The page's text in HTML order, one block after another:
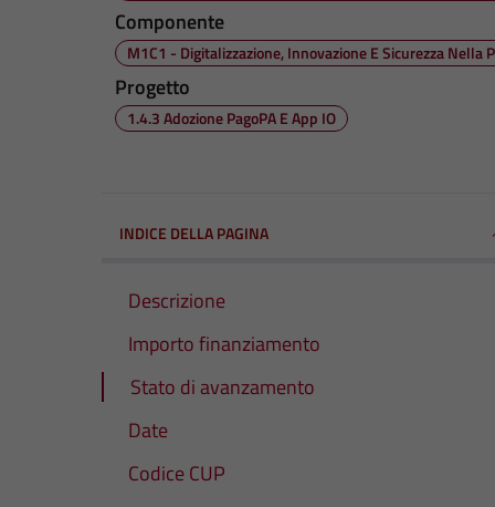
Componente
M1C1 - Digitalizzazione, Innovazione E Sicurezza Nella
Progetto
1.4.3 Adozione PagoPA E App IO
INDICE DELLA PAGINA
Descrizione
Importo finanziamento
Stato di avanzamento
Date
Codice CUP